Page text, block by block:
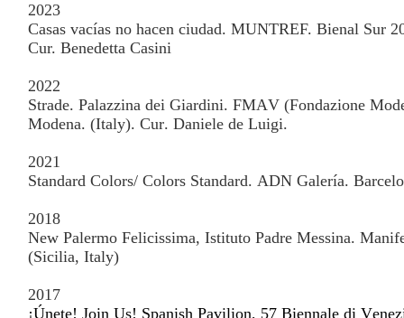
2023
Casas vacías no hacen ciudad. MUNTREF. Bienal Sur
Cur. Benedetta Casini
2022
Strade. Palazzina dei Giardini. FMAV (Fondazione
Modena. (Italy). Cur. Daniele de Luigi.
2021
Standard Colors/ Colors Standard. ADN Galería.
2018
New Palermo Felicissima, Istituto Padre Messina.
(Sicilia, Italy)
2017
¡Únete! Join Us! Spanish Pavilion, 57 Biennale di